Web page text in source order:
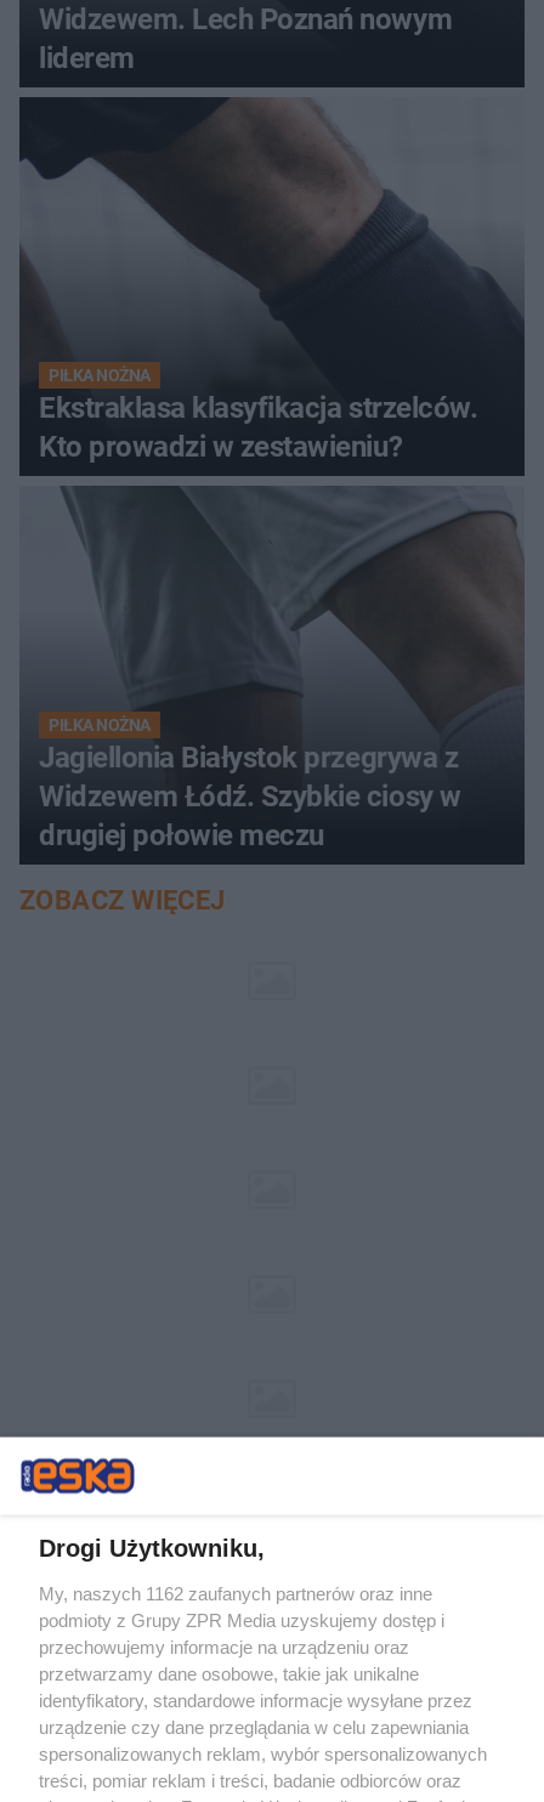
Widzewem. Lech Poznań nowym
liderem
PIŁKA NOŻNA
Ekstraklasa klasyfikacja strzelców.
Kto prowadzi w zestawieniu?
PIŁKA NOŻNA
Jagiellonia Białystok przegrywa z
Widzewem Łódź. Szybkie ciosy w
drugiej połowie meczu
ZOBACZ WIĘCEJ
Żaden utwór zamieszczony w serwisie nie może być powielany i
rozpowszechniany lub dalej rozpowszechniany w jakikolwiek sposób (w
tym także elektroniczny lub mechaniczny) na jakimkolwiek polu
eksploatacji w jakiejkolwiek formie, włącznie z umieszczaniem w
Internecie bez pisemnej zgody właściciela praw. Jakiekolwiek użycie lub
wykorzystanie utworów w całości lub w części z naruszeniem prawa,
tzn. bez właściwej zgody, jest zabronione pod groźbą kary i może być
ścigane prawnie.
Drogi Użytkowniku,
My, naszych 1162 zaufanych partnerów oraz inne
podmioty z Grupy ZPR Media uzyskujemy dostęp i
przechowujemy informacje na urządzeniu oraz
przetwarzamy dane osobowe, takie jak unikalne
identyfikatory, standardowe informacje wysyłane przez
urządzenie czy dane przeglądania w celu zapewniania
spersonalizowanych reklam, wybór spersonalizowanych
treści, pomiar reklam i treści, badanie odbiorców oraz